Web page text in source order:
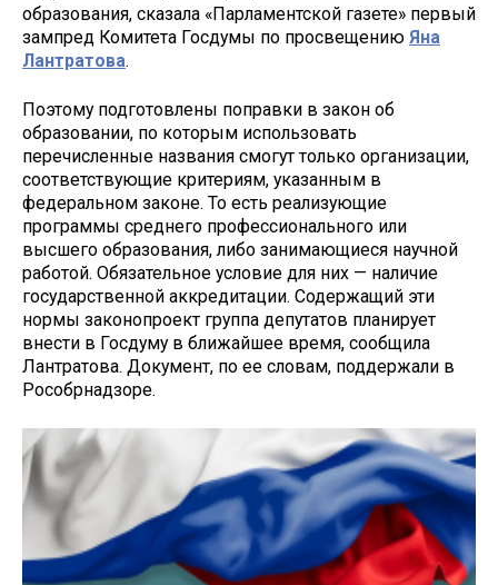
образования, сказала «Парламентской газете» первый
зампред Комитета Госдумы по просвещению Яна
Лантратова.
Поэтому подготовлены поправки в закон об
образовании, по которым использовать
перечисленные названия смогут только организации,
соответствующие критериям, указанным в
федеральном законе. То есть реализующие
программы среднего профессионального или
высшего образования, либо занимающиеся научной
работой. Обязательное условие для них — наличие
государственной аккредитации. Содержащий эти
нормы законопроект группа депутатов планирует
внести в Госдуму в ближайшее время, сообщила
Лантратова. Документ, по ее словам, поддержали в
Рособрнадзоре.